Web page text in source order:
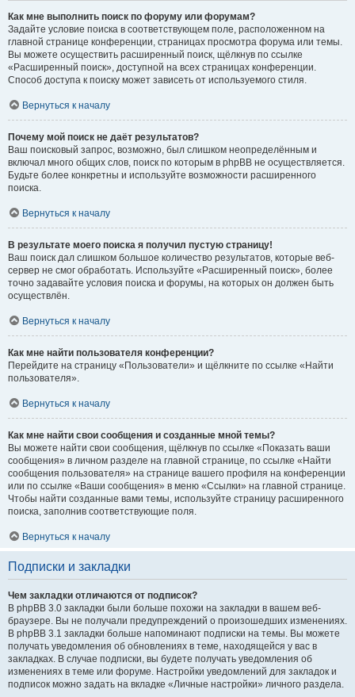
Как мне выполнить поиск по форуму или форумам?
Задайте условие поиска в соответствующем поле, расположенном на
главной странице конференции, страницах просмотра форума или темы.
Вы можете осуществить расширенный поиск, щёлкнув по ссылке
«Расширенный поиск», доступной на всех страницах конференции.
Способ доступа к поиску может зависеть от используемого стиля.
Вернуться к началу
Почему мой поиск не даёт результатов?
Ваш поисковый запрос, возможно, был слишком неопределённым и
включал много общих слов, поиск по которым в phpBB не осуществляется.
Будьте более конкретны и используйте возможности расширенного
поиска.
Вернуться к началу
В результате моего поиска я получил пустую страницу!
Ваш поиск дал слишком большое количество результатов, которые веб-
сервер не смог обработать. Используйте «Расширенный поиск», более
точно задавайте условия поиска и форумы, на которых он должен быть
осуществлён.
Вернуться к началу
Как мне найти пользователя конференции?
Перейдите на страницу «Пользователи» и щёлкните по ссылке «Найти
пользователя».
Вернуться к началу
Как мне найти свои сообщения и созданные мной темы?
Вы можете найти свои сообщения, щёлкнув по ссылке «Показать ваши
сообщения» в личном разделе на главной странице, по ссылке «Найти
сообщения пользователя» на странице вашего профиля на конференции
или по ссылке «Ваши сообщения» в меню «Ссылки» на главной странице.
Чтобы найти созданные вами темы, используйте страницу расширенного
поиска, заполнив соответствующие поля.
Вернуться к началу
Подписки и закладки
Чем закладки отличаются от подписок?
В phpBB 3.0 закладки были больше похожи на закладки в вашем веб-
браузере. Вы не получали предупреждений о произошедших изменениях.
В phpBB 3.1 закладки больше напоминают подписки на темы. Вы можете
получать уведомления об обновлениях в теме, находящейся у вас в
закладках. В случае подписки, вы будете получать уведомления об
изменениях в теме или форуме. Настройки уведомлений для закладок и
подписок можно задать на вкладке «Личные настройки» личного раздела.